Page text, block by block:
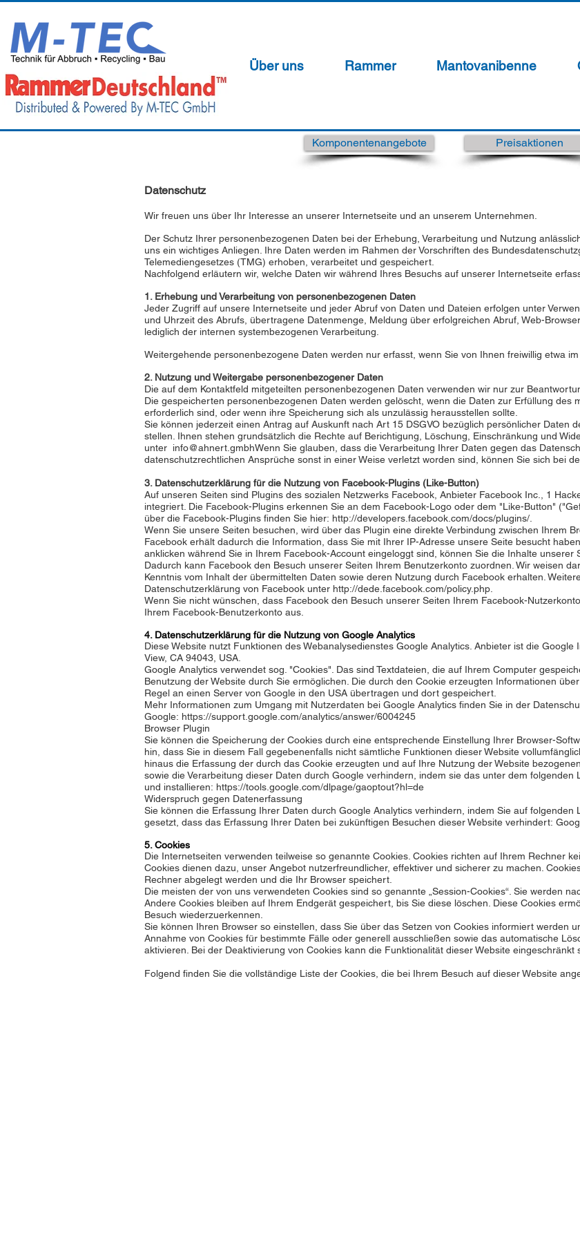
Über uns Rammer Mantovanibenne
Komponentenangebote Preisaktionen
Datenschutz
Wir freuen uns über Ihr Interesse an unserer Internetseite und an unserem Unternehmen.
Der Schutz Ihrer personenbezogenen Daten bei der Erhebung, Verarbeitung und Nutzung
uns ein wichtiges Anliegen. Ihre Daten werden im Rahmen der Vorschriften des
Telemediengesetzes (TMG) erhoben, verarbeitet und gespeichert.
Nachfolgend erläutern wir, welche Daten wir während Ihres Besuchs auf unserer Internetseite
1. Erhebung und Verarbeitung von personenbezogenen Daten
Jeder Zugriff auf unsere Internetseite und jeder Abruf von Daten und Dateien erfolgen unter
und Uhrzeit des Abrufs, übertragene Datenmenge, Meldung über erfolgreichen Abruf, Web-
lediglich der internen systembezogenen Verarbeitung.
Weitergehende personenbezogene Daten werden nur erfasst, wenn Sie von Ihnen freiwillig etwa
2. Nutzung und Weitergabe personenbezogener Daten
Die auf dem Kontaktfeld mitgeteilten personenbezogenen Daten verwenden wir nur zur
Die gespeicherten personenbezogenen Daten werden gelöscht, wenn die Daten zur Erfüllung des
erforderlich sind, oder wenn ihre Speicherung sich als unzulässig herausstellen sollte.
Sie können jederzeit einen Antrag auf Auskunft nach Art 15 DSGVO bezüglich persönlicher Daten
stellen. Ihnen stehen grundsätzlich die Rechte auf Berichtigung, Löschung, Einschränkung und
unter info@ahnert.gmbhWenn Sie glauben, dass die Verarbeitung Ihrer Daten gegen das
datenschutzrechtlichen Ansprüche sonst in einer Weise verletzt worden sind, können Sie sich bei
3. Datenschutzerklärung für die Nutzung von Facebook-Plugins (Like-Button)
Auf unseren Seiten sind Plugins des sozialen Netzwerks Facebook, Anbieter Facebook Inc., 1
integriert. Die Facebook-Plugins erkennen Sie an dem Facebook-Logo oder dem "Like-Button"
über die Facebook-Plugins finden Sie hier: http://developers.facebook.com/docs/plugins/.
Wenn Sie unsere Seiten besuchen, wird über das Plugin eine direkte Verbindung zwischen Ihrem
Facebook erhält dadurch die Information, dass Sie mit Ihrer IP-Adresse unsere Seite besucht
anklicken während Sie in Ihrem Facebook-Account eingeloggt sind, können Sie die Inhalte unserer
Dadurch kann Facebook den Besuch unserer Seiten Ihrem Benutzerkonto zuordnen. Wir weisen
Kenntnis vom Inhalt der übermittelten Daten sowie deren Nutzung durch Facebook erhalten.
Datenschutzerklärung von Facebook unter http://dede.facebook.com/policy.php.
Wenn Sie nicht wünschen, dass Facebook den Besuch unserer Seiten Ihrem Facebook-
Ihrem Facebook-Benutzerkonto aus.
4. Datenschutzerklärung für die Nutzung von Google Analytics
Diese Website nutzt Funktionen des Webanalysedienstes Google Analytics. Anbieter ist die
View, CA 94043, USA.
Google Analytics verwendet sog. "Cookies". Das sind Textdateien, die auf Ihrem Computer
Benutzung der Website durch Sie ermöglichen. Die durch den Cookie erzeugten Informationen
Regel an einen Server von Google in den USA übertragen und dort gespeichert.
Mehr Informationen zum Umgang mit Nutzerdaten bei Google Analytics finden Sie in der
Google: https://support.google.com/analytics/answer/6004245
Browser Plugin
Sie können die Speicherung der Cookies durch eine entsprechende Einstellung Ihrer Browser-
hin, dass Sie in diesem Fall gegebenenfalls nicht sämtliche Funktionen dieser Website
hinaus die Erfassung der durch das Cookie erzeugten und auf Ihre Nutzung der Website
sowie die Verarbeitung dieser Daten durch Google verhindern, indem sie das unter dem
und installieren: https://tools.google.com/dlpage/gaoptout?hl=de
Widerspruch gegen Datenerfassung
Sie können die Erfassung Ihrer Daten durch Google Analytics verhindern, indem Sie auf folgenden
gesetzt, dass das Erfassung Ihrer Daten bei zukünftigen Besuchen dieser Website verhindert:
5. Cookies
Die Internetseiten verwenden teilweise so genannte Cookies. Cookies richten auf Ihrem Rechner
Cookies dienen dazu, unser Angebot nutzerfreundlicher, effektiver und sicherer zu machen.
Rechner abgelegt werden und die Ihr Browser speichert.
Die meisten der von uns verwendeten Cookies sind so genannte „Session-Cookies“. Sie werden
Andere Cookies bleiben auf Ihrem Endgerät gespeichert, bis Sie diese löschen. Diese Cookies
Besuch wiederzuerkennen.
Sie können Ihren Browser so einstellen, dass Sie über das Setzen von Cookies informiert werden
Annahme von Cookies für bestimmte Fälle oder generell ausschließen sowie das automatische
aktivieren. Bei der Deaktivierung von Cookies kann die Funktionalität dieser Website eingeschränkt
Folgend finden Sie die vollständige Liste der Cookies, die bei Ihrem Besuch auf dieser Website